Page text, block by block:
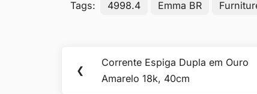
Tags: 4998.4 Emma BR
Navegação
de
❮
Previous
Post:
Corrente Espiga Dupla em Ouro
Amarelo 18k, 40cm